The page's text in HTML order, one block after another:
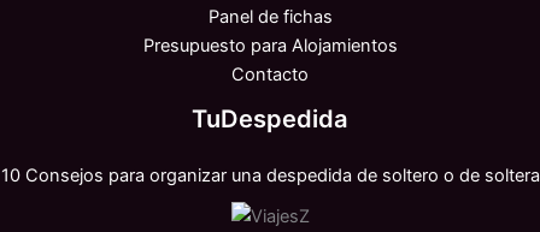
Panel de fichas
Presupuesto para Alojamientos
Contacto
TuDespedida
10 Consejos para organizar una despedida de soltero o de soltera